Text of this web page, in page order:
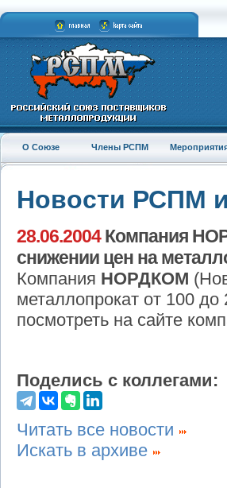
О Союзе Члены РСПМ
Новости РСПМ
28.06.2004Компания
снижении цен на
Компания НОРДКОМ
металлопрокат от 100
посмотреть на сайте
Поделись с коллегами:
Читать все новости
Искать в архиве